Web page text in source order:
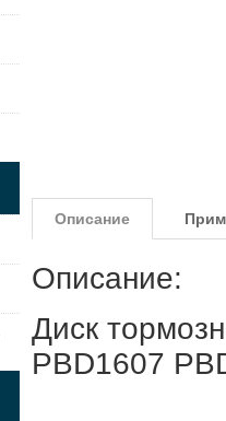
Описание
Описание:
Диск
PBD1607